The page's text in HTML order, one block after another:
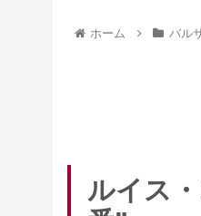
ホーム バル
ルイス